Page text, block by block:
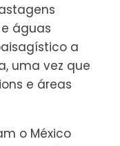
águas
a
uma vez que
e áreas
o México